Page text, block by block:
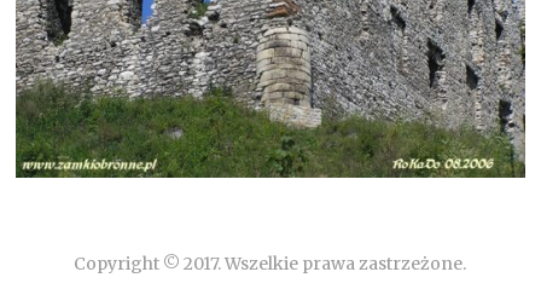
Copyright © 2017. Wszelkie prawa zastrzeżone.